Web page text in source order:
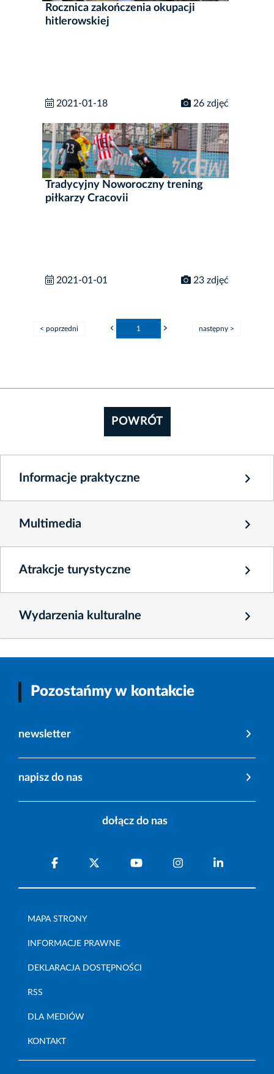
Rocznica zakończenia okupacji
hitlerowskiej
2021-01-18 26 zdjęć
Tradycyjny Noworoczny trening
piłkarzy Cracovii
2021-01-01 23 zdjęć
< poprzedni 1 następny >
POWRÓT
Informacje praktyczne
Multimedia
Atrakcje turystyczne
Wydarzenia kulturalne
Pozostańmy w kontakcie
newsletter
napisz do nas
dołącz do nas
MAPA STRONY
INFORMACJE PRAWNE
DEKLARACJA DOSTĘPNOŚCI
RSS
DLA MEDIÓW
KONTAKT